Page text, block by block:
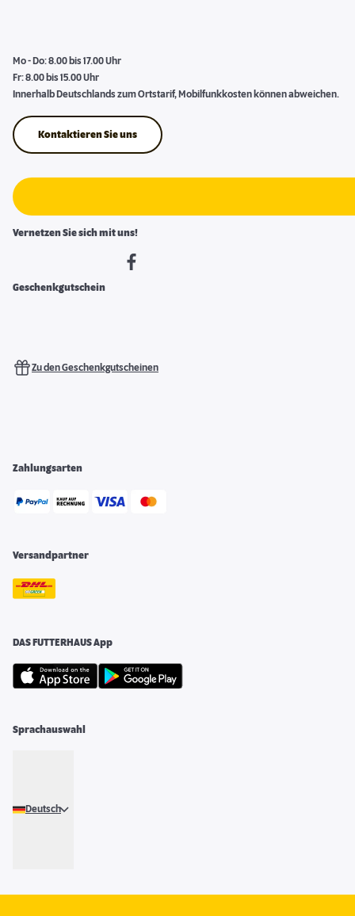
Mo - Do: 8.00 bis 17.00 Uhr
Fr: 8.00 bis 15.00 Uhr
Innerhalb Deutschlands zum Ortstarif, Mobilfunkkosten können abweichen.
Kontaktieren Sie uns
Vernetzen Sie sich mit uns!
Geschenkgutschein
Zu den Geschenkgutscheinen
Zahlungsarten
Versandpartner
DAS FUTTERHAUS App
Sprachauswahl
Deutsch